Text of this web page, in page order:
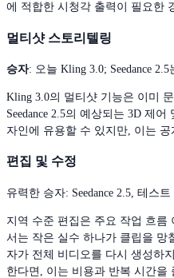
에 적합한 시청각 출력이 필요한
멀티샷 스토리텔링
승자: 오늘 Kling 3.0; Seedance
Kling 3.0의 멀티샷 기능은 이미
Seedance 2.5의 예상되는 3D 제
자인에 유용할 수 있지만, 이는 공
편집 및 수정
유력한 승자: Seedance 2.5, 테스트
지역 수준 편집은 주요 작업 흐름
서는 작은 실수 하나가 클립을 망
자가 전체 비디오를 다시 생성하
한다면, 이는 비용과 반복 시간을